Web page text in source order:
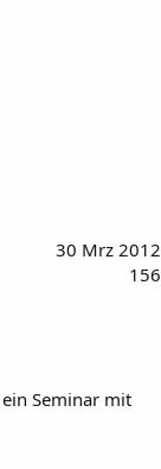
30 Mrz 2012
156
Seminar mit